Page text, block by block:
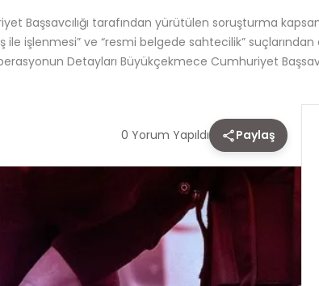
Başsavcılığı tarafından yürütülen soruşturma
ile işlenmesi” ve “resmi belgede sahtecilik”
Detayları Büyükçekmece Cumhuriyet
0 Yorum Yapıldı Paylaş